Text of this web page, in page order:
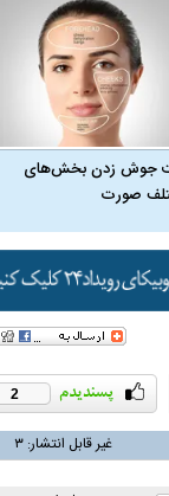
جوش زدن بخش‌های
صورت
2
غیر قابل انتشار: ۳
آیت‌الله هاشمی
قطع نامه۵۹۸